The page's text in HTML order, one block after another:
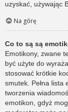
uzyskać, używając
Na górę
Co to są są
Emotikony, zwane
być użyte do
stosować krótkie
smutek. Pełna
tworzenia
emotikon, gdyż